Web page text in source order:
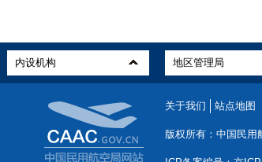
关于我们 站点地图
版权所有：中国民用